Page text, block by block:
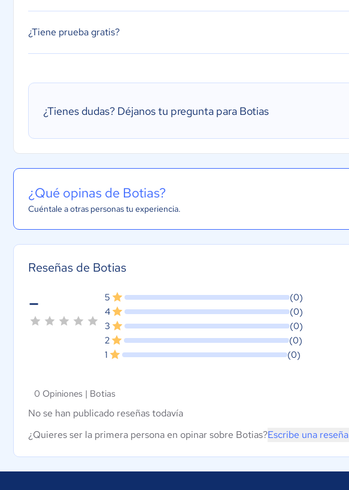
¿Tiene prueba gratis?
¿Tienes dudas? Déjanos tu pregunta para Botias
¿Qué opinas de Botias?
Cuéntale a otras personas tu experiencia.
Reseñas de Botias
- 5
(0)
4
(0)
3
(0)
2
(0)
1
(0)
0 Opiniones | Botias
No se han publicado reseñas todavía
¿Quieres ser la primera persona en opinar sobre Botias?Escribe una reseña